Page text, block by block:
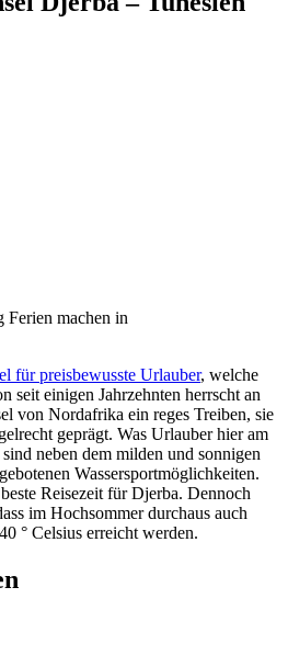
machen in
für preisbewusste Urlauber, welche
seit einigen Jahrzehnten herrscht an
von Nordafrika ein reges Treiben, sie
geprägt. Was Urlauber hier am
neben dem milden und sonnigen
Wassersportmöglichkeiten.
Reisezeit für Djerba. Dennoch
im Hochsommer durchaus auch
° Celsius erreicht werden.